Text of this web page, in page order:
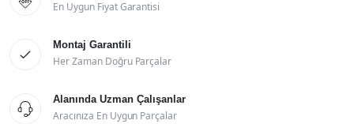
En Uygun Fiyat Garantisi

Montaj Garantili
Her Zaman Doğru Parçalar

Alanında Uzman Çalışanlar
Aracınıza En Uygun Parçalar